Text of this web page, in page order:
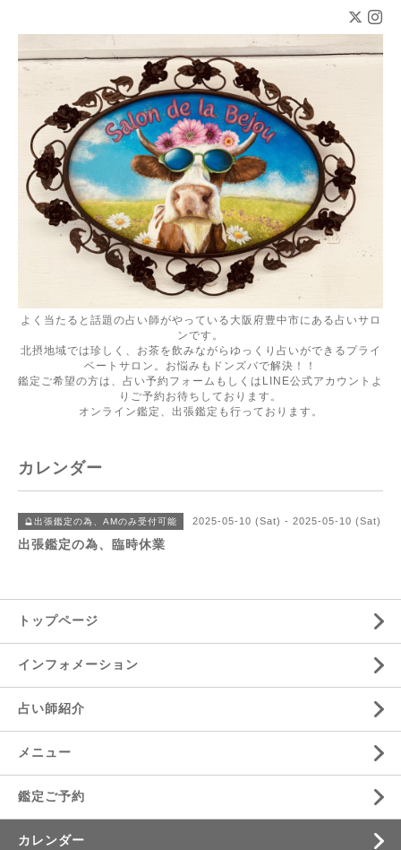
よく当たると話題の占い師がやっている大阪府豊中市にある占いサロ
ンです。
北摂地域では珍しく、お茶を飲みながらゆっくり占いができるプライ
ベートサロン。お悩みもドンズバで解決！！
鑑定ご希望の方は、占い予約フォームもしくはLINE公式アカウントよ
りご予約お待ちしております。
オンライン鑑定、出張鑑定も行っております。
カレンダー
🔮出張鑑定の為、AMのみ受付可能 2025-05-10 (Sat) - 2025-05-10 (Sat)
出張鑑定の為、臨時休業
トップページ
インフォメーション
占い師紹介
メニュー
鑑定ご予約
カレンダー